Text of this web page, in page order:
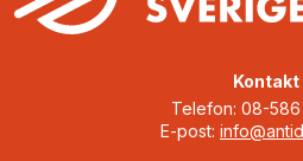
Kontakt
Telefon: 08-
E-post: